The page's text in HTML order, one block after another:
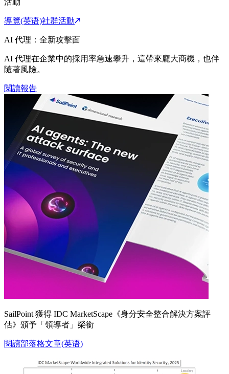
活動
導覽(英语)社群活動
AI 代理：全新攻擊面
AI 代理在企業中的採用率急速攀升，這帶來龐大商機，也伴
隨著風險。
閱讀報告
SailPoint 獲得 IDC MarketScape《身分安全整合解決方案評
估》頒予「領導者」榮銜
閱讀部落格文章(英语)